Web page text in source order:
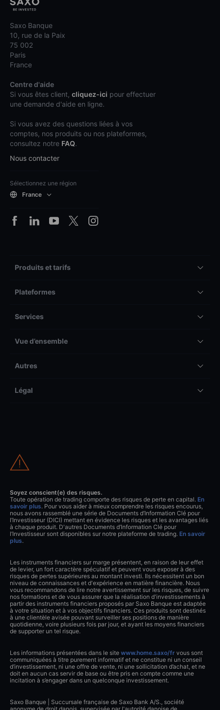
Saxo Banque
10, rue de la Paix
75 002
Paris
France
Centre d'aide
Si vous êtes client, cliquez-ici pour effectuer
une demande d'aide en ligne.
Si vous avez des questions liées à vos
comptes, nos produits ou nos plateformes,
consultez notre FAQ.
Nous contacter
Sélectionnez une région
France
Produits et tarifs
Plateformes
Services
Vue d’ensemble
Autres
Légal
Soyez conscient(e) des risques.
Toute opération de trading comporte des risques de perte en capital. En
savoir plus. Pour vous aider à mieux comprendre les risques encourus,
nous avons rassemblé une série de Documents d’Information Clé pour
l’Investisseur (DICI) mettant en évidence les risques et les avantages liés
à chaque produit. D'autres Documents d’Information Clé pour
l’Investisseur sont disponibles sur notre plateforme de trading. En savoir
plus.
Les instruments financiers sur marge présentent, en raison de leur effet
de levier, un fort caractère spéculatif et peuvent vous exposer à des
risques de pertes supérieures au montant investi. Ils nécessitent un bon
niveau de connaissances et d'expérience en matière financière. Nous
vous recommandons de lire notre avertissement sur les risques, de suivre
nos formations et de vous assurer que la réalisation d'investissements à
partir des instruments financiers proposés par Saxo Banque est adaptée
à votre situation et à vos objectifs financiers. Ces produits sont destinés
à une clientèle avisée pouvant surveiller ses positions de manière
quotidienne, voire plusieurs fois par jour, et ayant les moyens financiers
de supporter un tel risque.
Les informations présentées dans le site www.home.saxo/fr vous sont
communiquées à titre purement informatif et ne constitue ni un conseil
d’investissement, ni une offre de vente, ni une sollicitation d’achat, et ne
doit en aucun cas servir de base ou être pris en compte comme une
incitation à s’engager dans un quelconque investissement.
Saxo Banque | Succursale française de Saxo Bank A/S., société